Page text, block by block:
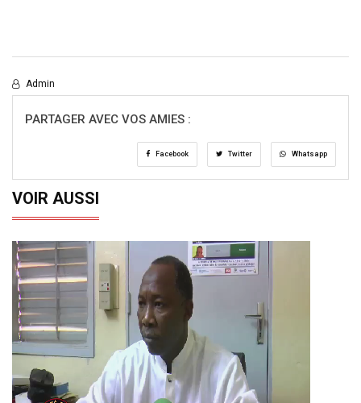
Admin
PARTAGER AVEC VOS AMIES :
Facebook Twitter Whatsapp
VOIR AUSSI